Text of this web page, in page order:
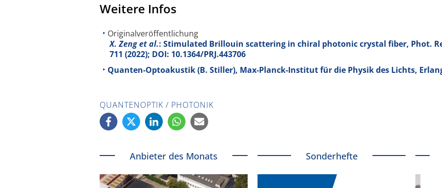
Weitere Infos
Originalveröffentlichung
X. Zeng et al.: Stimulated Brillouin scattering in chiral photonic crystal fiber, Phot.
711 (2022); DOI: 10.1364/PRJ.443706
Quanten-Optoakustik (B. Stiller), Max-Planck-Institut für die Physik des Lichts,
QUANTENOPTIK / PHOTONIK
Anbieter des Monats Sonderhefte